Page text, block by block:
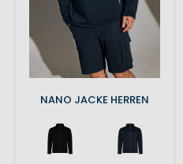
NANO JACKE HERREN